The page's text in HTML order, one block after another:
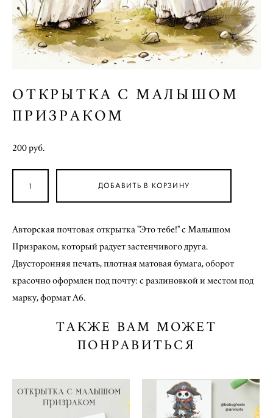
ОТКРЫТКА С МАЛЫШОМ
ПРИЗРАКОМ
200 pуб.
ДОБАВИТЬ В КОРЗИНУ
Авторская почтовая открытка "Это тебе!" с Малышом
Призраком, который радует застенчивого друга.
Двусторонняя печать, плотная матовая бумага, оборот
красочно оформлен под почту: с разлиновкой и местом под
марку, формат А6.
ТАКЖЕ ВАМ МОЖЕТ
ПОНРАВИТЬСЯ